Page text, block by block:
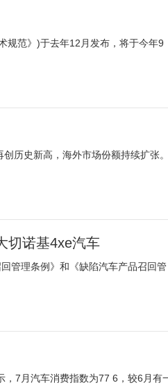
规范》)于去年12月发布，将于今年9
历史新高，海外市场份额持续扩张
切诺基4xe汽车
管理条例》和《缺陷汽车产品召回管
，7月汽车消费指数为77 6，较6月有